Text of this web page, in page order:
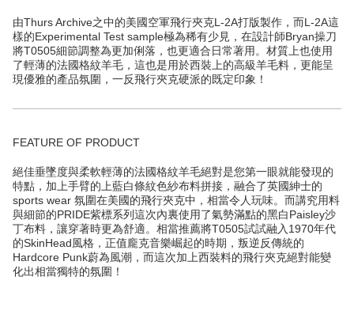
由Thurs Archive之中的美國空軍飛行夾克L-2A打版製作，而L-2A這
樣的Experimental Test sample極為稀有少見，在設計師Bryan操刀
將T0505細節調整為更加俐落，也更適合日常著用。材質上也使用
了輕薄的法國格紋羊毛，這也是用於西裝上的高級羊毛料，更能呈
現優雅的產品氛圍，一反飛行夾克硬派的既定印象！
FEATURE OF PRODUCT
絕佳垂墜度與柔軟輕薄的法國格紋羊毛絕對是您第一眼就能發現的
特點，加上手臂的上藍白條紋色紗布料拼接，融合了英國紳士的
sports wear 氛圍在美國的飛行夾克中，相當令人玩味。而講究用料
與細節的PRIDE紫標系列這次內裏使用了氣勢滿點的黑白Paisley沙
丁布料，讓穿著時更為舒適。相當推薦將T0505試試融入1970年代
的SkinHead風格，正值龐克音樂崛起的時期，叛逆反傳統的
Hardcore Punk蔚為風潮，而這次加上西裝料的飛行夾克絕對能變
化出相當獨特的氛圍！